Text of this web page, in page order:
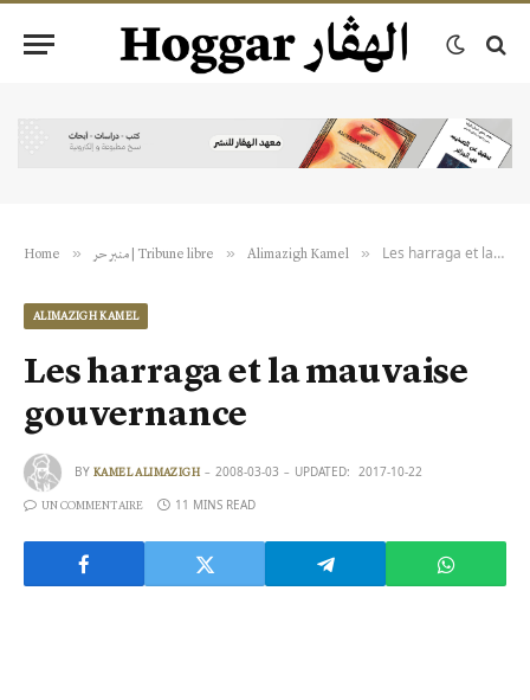
Home » منبر حر | Tribune libre » Alimazigh Kamel » Les harraga et la mauvaise gouvernance
ALIMAZIGH KAMEL
Les harraga et la mauvaise
gouvernance
BY KAMEL ALIMAZIGH 2008-03-03 UPDATED: 2017-10-22
UN COMMENTAIRE 11 MINS READ